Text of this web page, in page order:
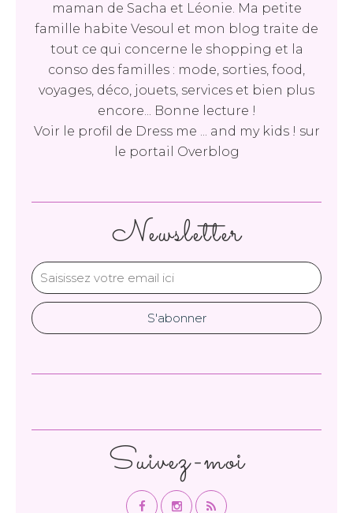
Newsletter
maman de Sacha et Léonie. Ma petite
famille habite Vesoul et mon blog traite de
tout ce qui concerne le shopping et la
conso des familles : mode, sorties, food,
voyages, déco, jouets, services et bien plus
encore... Bonne lecture !
Voir le profil de Dress me ... and my kids ! sur
le portail Overblog
Suivez-moi